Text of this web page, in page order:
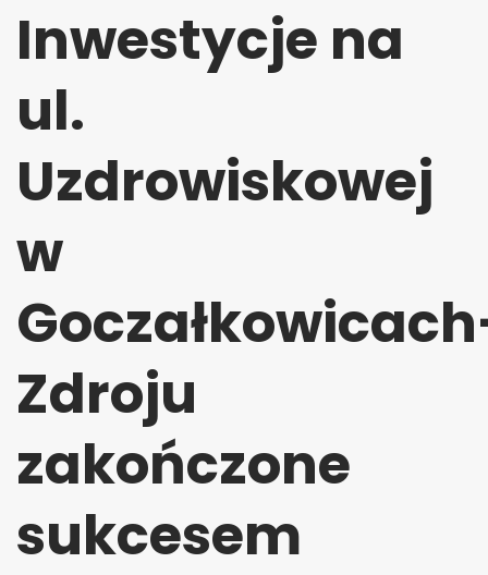
Inwestycje na
ul.
Uzdrowiskowej
w
Zdroju
zakończone
sukcesem